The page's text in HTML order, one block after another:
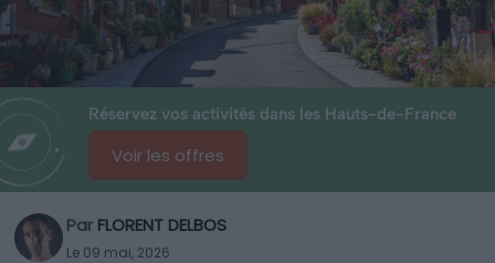
Réservez vos activités dans les Hauts-de-France
Voir les offres
Par FLORENT DELBOS
Le 09 mai, 2026